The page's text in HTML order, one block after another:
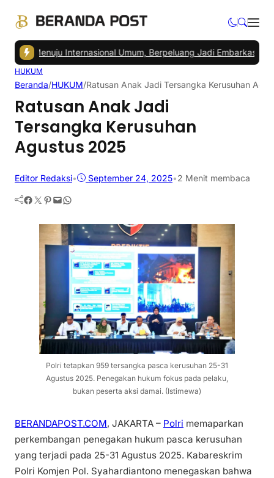
Menuju Internasional Umum, Berpeluang Jadi Embarkasi Haji|
HUKUM
Beranda/HUKUM/Ratusan Anak Jadi Tersangka Kerusuhan
Ratusan Anak Jadi
Tersangka Kerusuhan
Agustus 2025
Editor Redaksi• September 24, 2025•2 Menit membaca
Facebook Twitter Pinterest Mail WhatsApp
Polri tetapkan 959 tersangka pasca kerusuhan 25-31
Agustus 2025. Penegakan hukum fokus pada pelaku,
bukan peserta aksi damai. (Istimewa)
BERANDAPOST.COM, JAKARTA – Polri memaparkan
perkembangan penegakan hukum pasca kerusuhan
yang terjadi pada 25-31 Agustus 2025. Kabareskrim
Polri Komjen Pol. Syahardiantono menegaskan bahwa